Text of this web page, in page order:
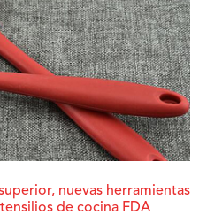
nuevas herramientas
de cocina FDA